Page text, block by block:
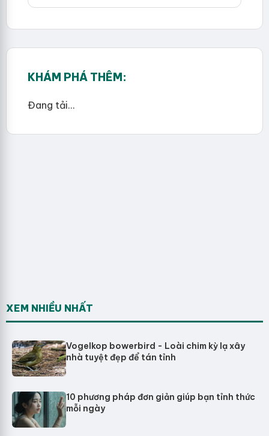
KHÁM PHÁ THÊM:
Đang tải...
XEM NHIỀU NHẤT
Vogelkop bowerbird - Loài chim kỳ lạ xây
nhà tuyệt đẹp để tán tỉnh
10 phương pháp đơn giản giúp bạn tỉnh thức
mỗi ngày